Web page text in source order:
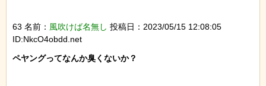
63 名前： 風吹けば名無し 投稿日：2023/05/15 12:08:05
ID:NkcO4obdd.net
ペヤングってなんか臭くないか？